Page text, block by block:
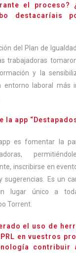
el proceso?
destacaríais
del Plan de
trabajadoras
y la
entorno laboral más
la app
es fomentar la
inscribirse en
sugerencias. Es un
lugar único a
Torrent.
el uso de
en vuestros
contribuir